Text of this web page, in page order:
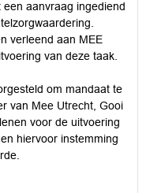
aanvraag ingediend
verleend aan MEE
van deze taak.
om mandaat te
van Mee Utrecht, Gooi
voor de uitvoering
hiervoor instemming